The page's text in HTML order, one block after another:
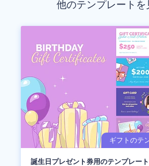
他のテンプレートを
誕生日プレゼント券用のテンプレート